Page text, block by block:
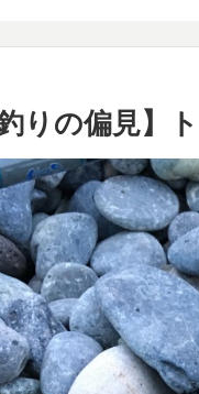
釣りの偏見】